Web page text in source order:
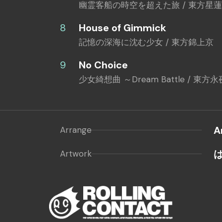
幽霊客船の時空を超えた旅 / 東方星
House of Gimmick
記憶の深海に沈む少女 / 東方錦上京
No Choice
少女綺想曲 ～Dream Battle / 東方永
Arrange
Artwork